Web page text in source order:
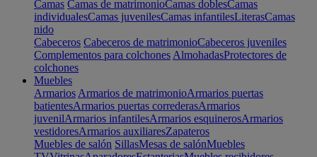
Camas Camas de matrimonioCamas doblesCamas
individualesCamas juvenilesCamas infantilesLiterasCamas
nido
Cabeceros Cabeceros de matrimonioCabeceros juveniles
Complementos para colchones AlmohadasProtectores de
colchones
Muebles
Armarios Armarios de matrimonioArmarios puertas
batientesArmarios puertas correderasArmarios
juvenilArmarios infantilesArmarios esquinerosArmarios
vestidoresArmarios auxiliaresZapateros
Muebles de salón SillasMesas de salónMuebles